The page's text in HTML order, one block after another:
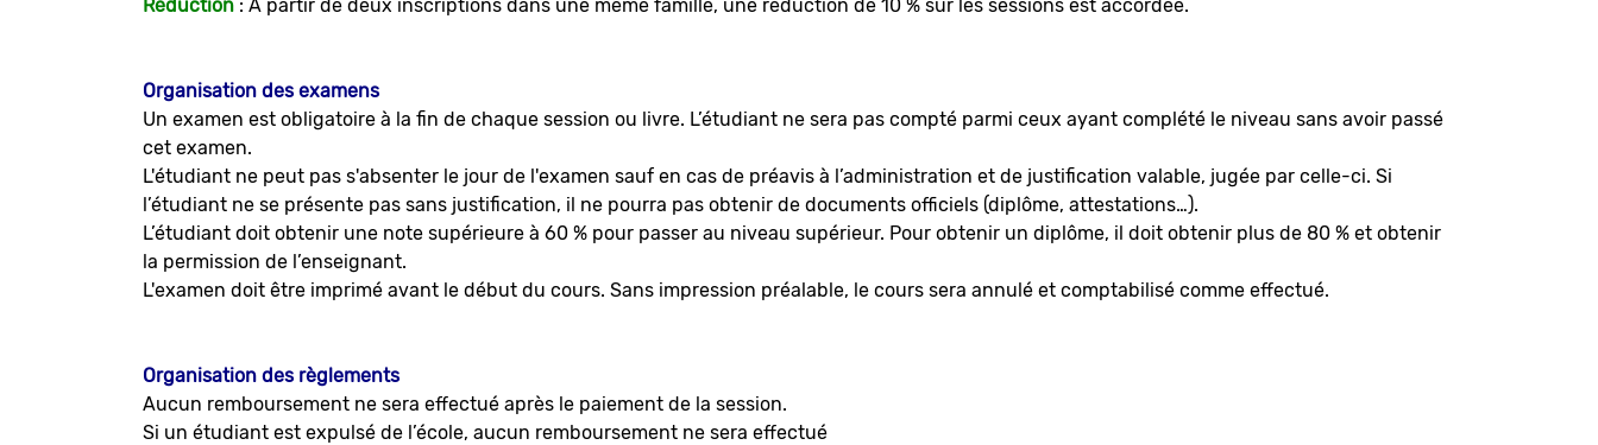
Réduction : À partir de deux inscriptions dans une même famille, une réduction de 10 % sur les sessions est accordée.
Organisation des examens
Un examen est obligatoire à la fin de chaque session ou livre. L’étudiant ne sera pas compté parmi ceux ayant complété le niveau sans avoir passé
cet examen.
L'étudiant ne peut pas s'absenter le jour de l'examen sauf en cas de préavis à l’administration et de justification valable, jugée par celle-ci. Si
l’étudiant ne se présente pas sans justification, il ne pourra pas obtenir de documents officiels (diplôme, attestations…).
L’étudiant doit obtenir une note supérieure à 60 % pour passer au niveau supérieur. Pour obtenir un diplôme, il doit obtenir plus de 80 % et obtenir
la permission de l’enseignant.
L'examen doit être imprimé avant le début du cours. Sans impression préalable, le cours sera annulé et comptabilisé comme effectué.
Organisation des règlements
Aucun remboursement ne sera effectué après le paiement de la session.
Si un étudiant est expulsé de l’école, aucun remboursement ne sera effectué